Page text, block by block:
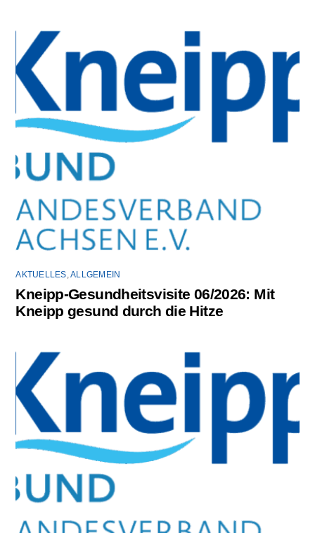
AKTUELLES,ALLGEMEIN
Kneipp-Gesundheitsvisite 06/2026: Mit
Kneipp gesund durch die Hitze